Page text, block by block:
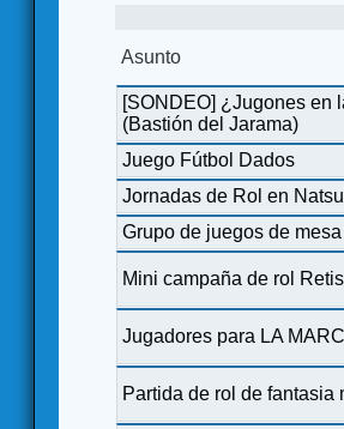
Asunto
[SONDEO] ¿Jugones en
(Bastión del Jarama)
Juego Fútbol Dados
‍Jornadas de Rol en
Grupo de juegos de
Mini campaña de rol
Jugadores para LA
Partida de rol de fantasia